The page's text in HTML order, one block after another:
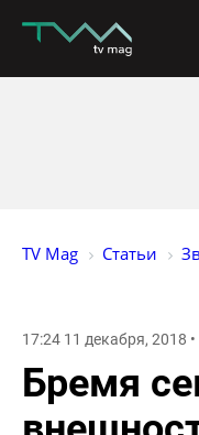
TV Mag Статьи
17:24 11 декабря, 2018
Бремя